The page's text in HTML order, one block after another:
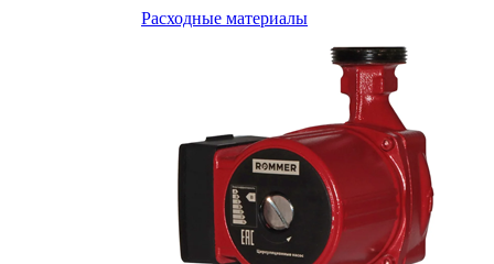
Расходные материалы